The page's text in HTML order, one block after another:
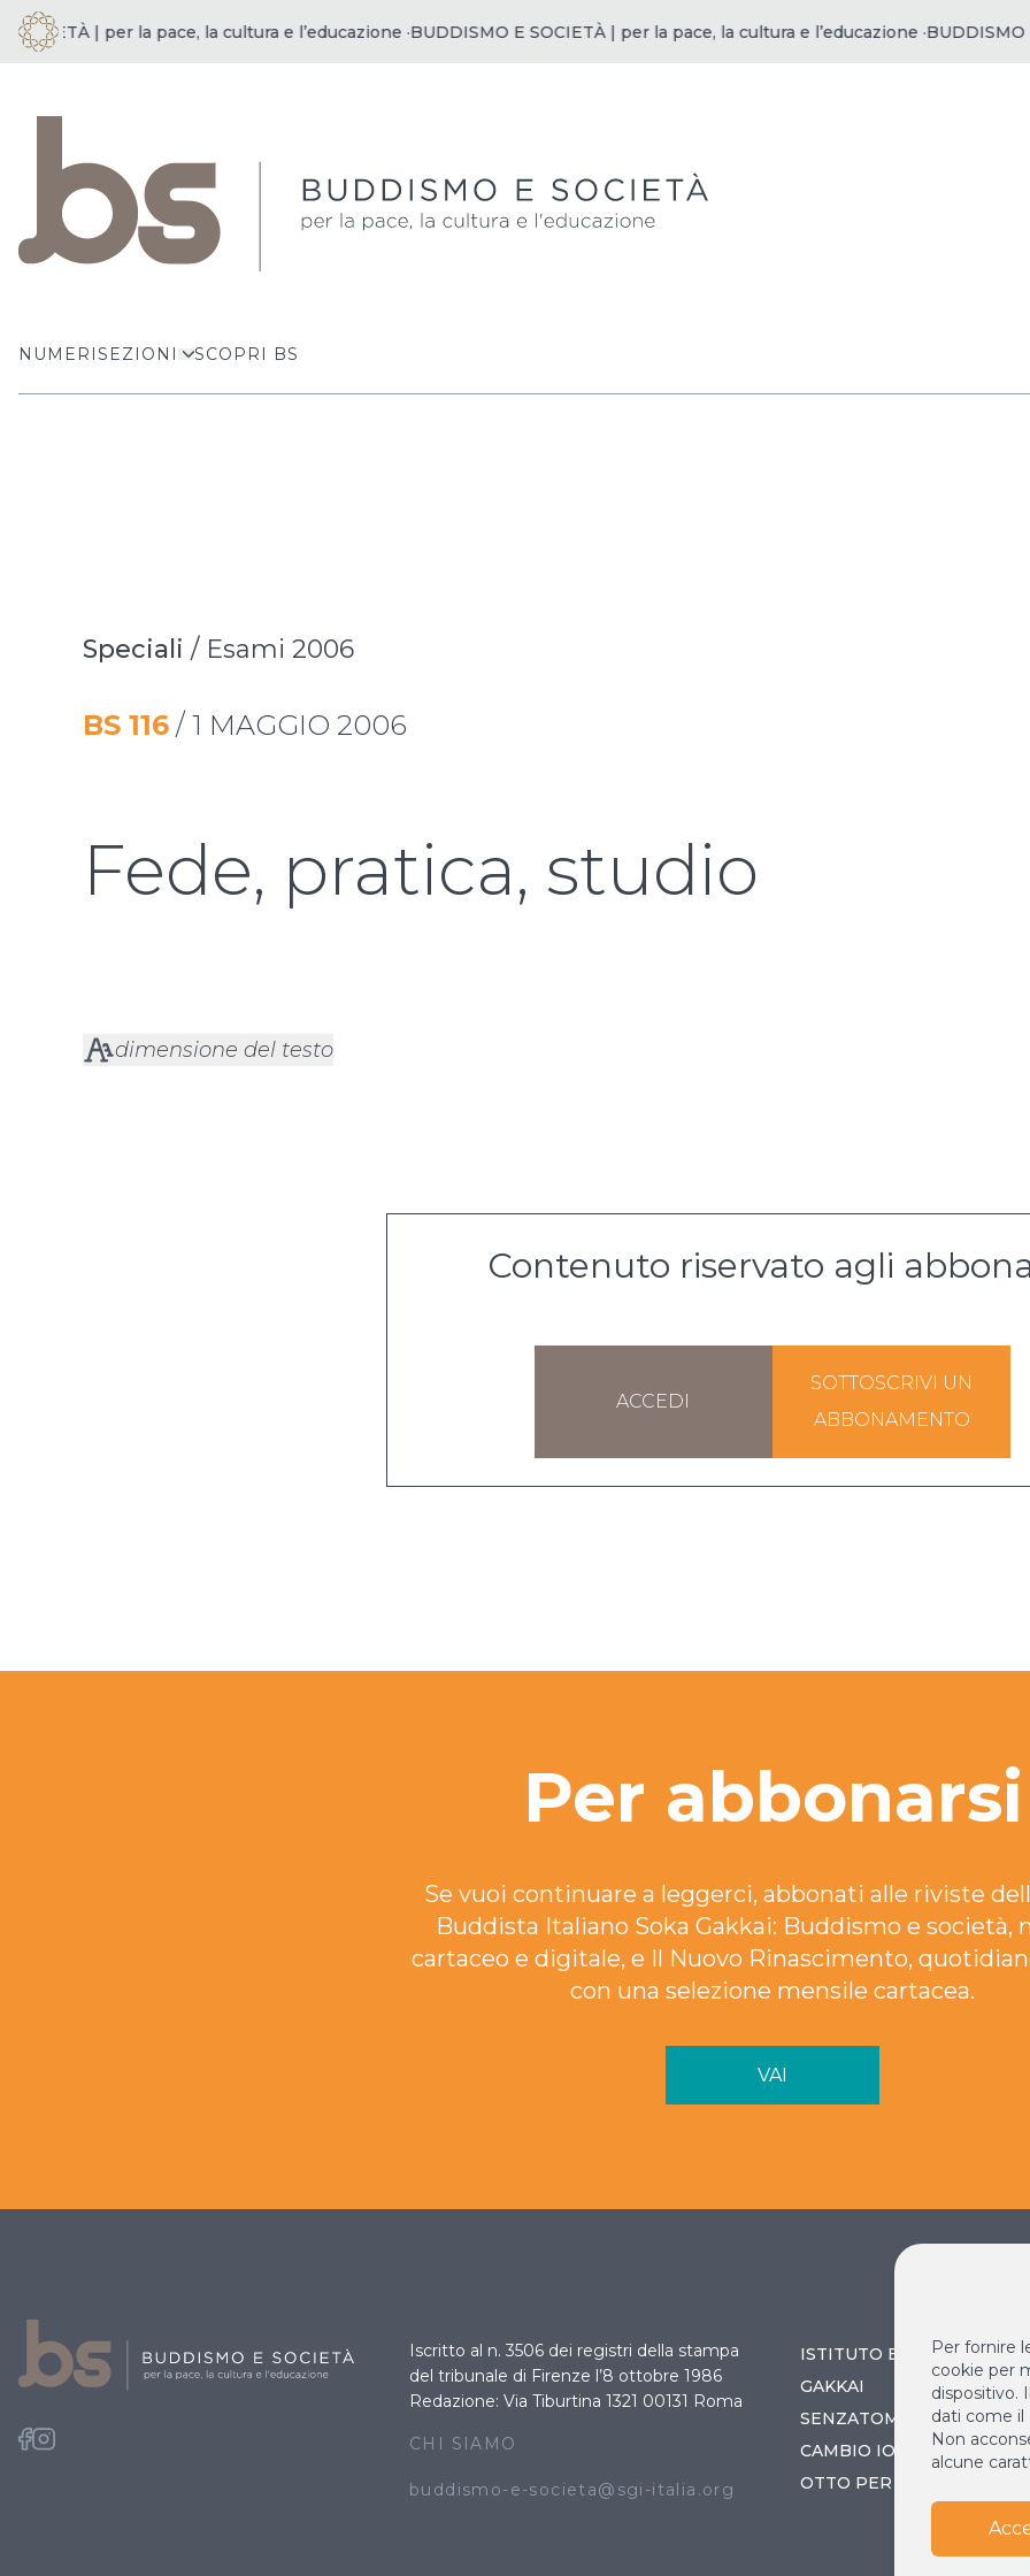
| per la pace, la cultura e l’educazione ·BUDDISMO E SOCIETÀ | per la pace, la cultura e l’educazione ·BUDDISMO E
NUMERISEZIONI SCOPRI BS
Speciali / Esami 2006
BS 116 / 1 MAGGIO 2006
Fede, pratica, studio
dimensione del testo
Contenuto riservato agli
ACCEDI
SOTTOSCRIVI UN
ABBONAMENTO
Per abbonarsi
Se vuoi continuare a leggerci, abbonati alle riviste
Buddista Italiano Soka Gakkai: Buddismo e società,
cartaceo e digitale, e Il Nuovo Rinascimento,
con una selezione mensile cartacea.
VAI
Iscritto al n. 3506 dei registri della stampa
del tribunale di Firenze l’8 ottobre 1986
Redazione: Via Tiburtina 1321 00131 Roma
CHI SIAMO
buddismo-e-societa@sgi-italia.org
ISTITUTO BUDDISTA
GAKKAI
SENZATOMICA
CAMBIO IO / CAMBIA IL
OTTO PER MILLE
Per fornire
cookie per
dispositivo.
dati come
Non
alcune